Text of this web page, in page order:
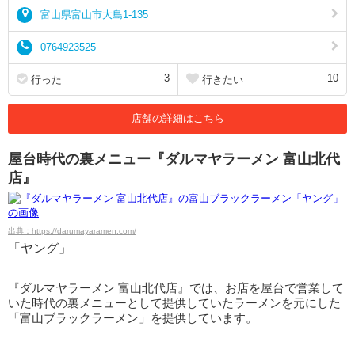
富山県富山市大島1-135
0764923525
行った 3 行きたい 10
店舗の詳細はこちら
屋台時代の裏メニュー『ダルマヤラーメン 富山北代
店』
出典：https://darumayaramen.com/
「ヤング」
『ダルマヤラーメン 富山北代店』では、お店を屋台で営業して
いた時代の裏メニューとして提供していたラーメンを元にした
「富山ブラックラーメン」を提供しています。